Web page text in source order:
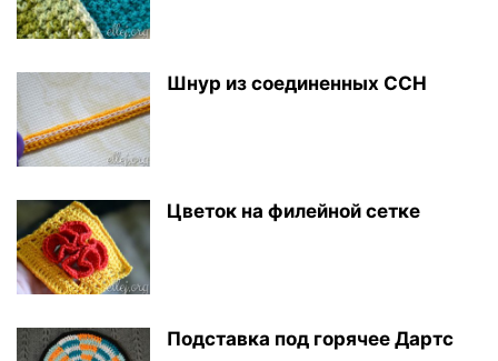
Шнур из соединенных ССН
Цветок на филейной сетке
Подставка под горячее Дартс